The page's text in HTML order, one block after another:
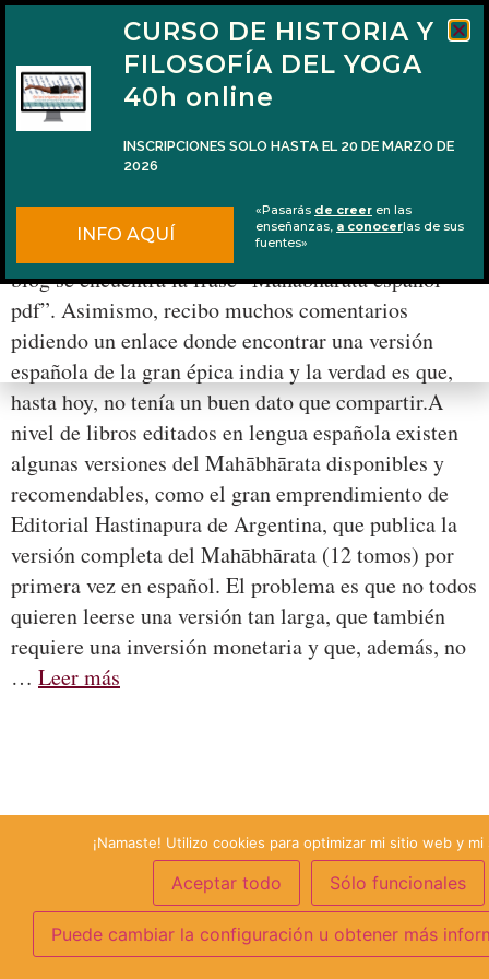
El Mahābhārata en español y en PDF
Entre las búsquedas más populares que llevan a este
blog se encuentra la frase “Mahabharata español
pdf”. Asimismo, recibo muchos comentarios
pidiendo un enlace donde encontrar una versión
española de la gran épica india y la verdad es que,
hasta hoy, no tenía un buen dato que compartir.A
nivel de libros editados en lengua española existen
algunas versiones del Mahābhārata disponibles y
recomendables, como el gran emprendimiento de
Editorial Hastinapura de Argentina, que publica la
versión completa del Mahābhārata (12 tomos) por
primera vez en español. El problema es que no todos
quieren leerse una versión tan larga, que también
requiere una inversión monetaria y que, además, no
… Leer más
¡Namaste! Utilizo cookies para optimizar mi sitio web y mi
Aceptar todo Sólo funcionales
Puede cambiar la configuración u obtener más
CURSO DE HISTORIA Y
FILOSOFÍA DEL YOGA
40h online
INSCRIPCIONES SOLO HASTA EL 20 DE MARZO DE
2026
INFO AQUÍ
«Pasarás de creer en las
enseñanzas, a conocerlas de sus
fuentes»